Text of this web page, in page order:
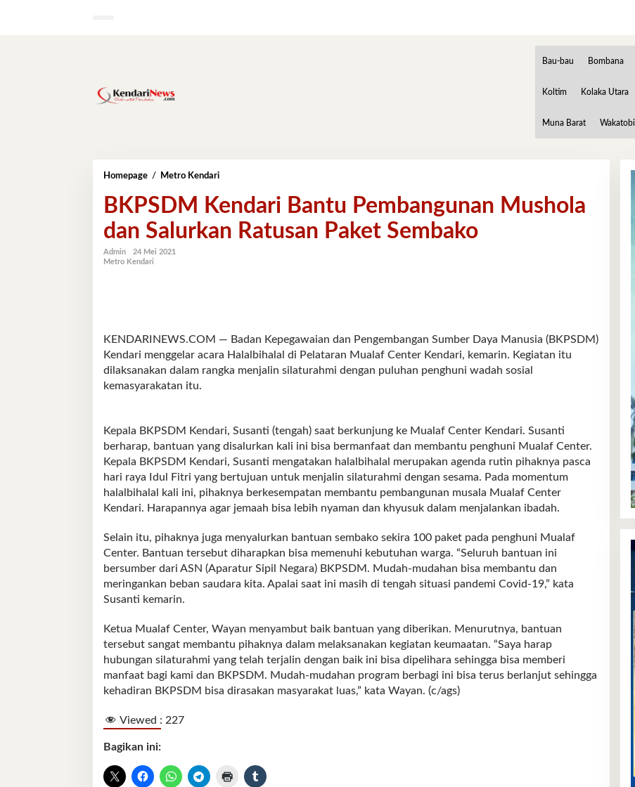
Bau-bau Bombana
Koltim Kolaka Utara
Muna Barat Wakatobi
Homepage / Metro KendariBKPSDM
Bantu
Pembangunan
Mushola
dan
BKPSDM Kendari Bantu Pembangunan Mushola
dan Salurkan Ratusan Paket Sembako
Admin
24 Mei 2021
Metro Kendari
KENDARINEWS.COM — Badan Kepegawaian dan Pengembangan Sumber Daya Manusia (BKPSDM)
Kendari menggelar acara Halalbihalal di Pelataran Mualaf Center Kendari, kemarin. Kegiatan itu
dilaksanakan dalam rangka menjalin silaturahmi dengan puluhan penghuni wadah sosial
kemasyarakatan itu.
Kepala BKPSDM Kendari, Susanti (tengah) saat berkunjung ke Mualaf Center Kendari. Susanti
berharap, bantuan yang disalurkan kali ini bisa bermanfaat dan membantu penghuni Mualaf Center.
Kepala BKPSDM Kendari, Susanti mengatakan halalbihalal merupakan agenda rutin pihaknya pasca
hari raya Idul Fitri yang bertujuan untuk menjalin silaturahmi dengan sesama. Pada momentum
halalbihalal kali ini, pihaknya berkesempatan membantu pembangunan musala Mualaf Center
Kendari. Harapannya agar jemaah bisa lebih nyaman dan khyusuk dalam menjalankan ibadah.
Selain itu, pihaknya juga menyalurkan bantuan sembako sekira 100 paket pada penghuni Mualaf
Center. Bantuan tersebut diharapkan bisa memenuhi kebutuhan warga. “Seluruh bantuan ini
bersumber dari ASN (Aparatur Sipil Negara) BKPSDM. Mudah-mudahan bisa membantu dan
meringankan beban saudara kita. Apalai saat ini masih di tengah situasi pandemi Covid-19,” kata
Susanti kemarin.
Ketua Mualaf Center, Wayan menyambut baik bantuan yang diberikan. Menurutnya, bantuan
tersebut sangat membantu pihaknya dalam melaksanakan kegiatan keumaatan. “Saya harap
hubungan silaturahmi yang telah terjalin dengan baik ini bisa dipelihara sehingga bisa memberi
manfaat bagi kami dan BKPSDM. Mudah-mudahan program berbagi ini bisa terus berlanjut sehingga
kehadiran BKPSDM bisa dirasakan masyarakat luas,” kata Wayan. (c/ags)
Viewed : 227
Bagikan ini: